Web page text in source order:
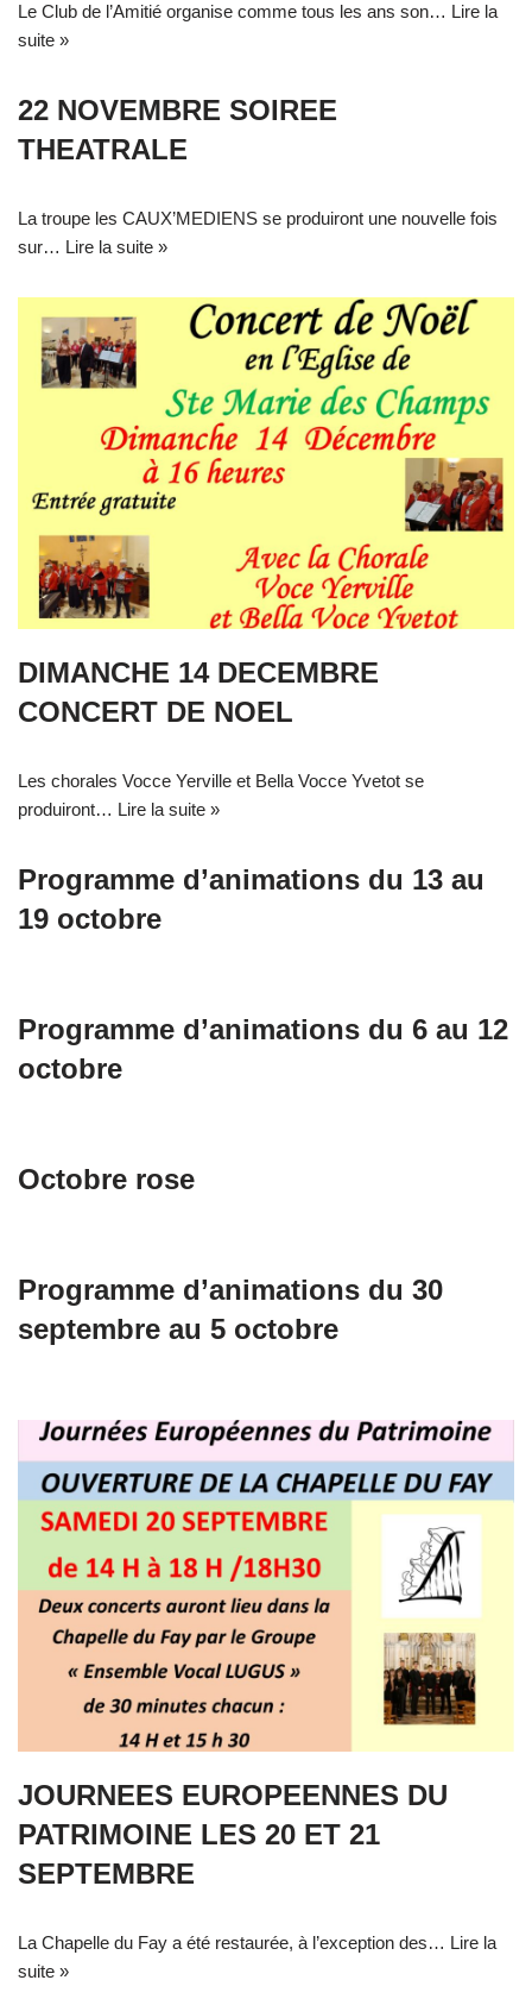
Le Club de l’Amitié organise comme tous les ans son… Lire la
suite »
22 NOVEMBRE SOIREE
THEATRALE
La troupe les CAUX’MEDIENS se produiront une nouvelle fois
sur… Lire la suite »
DIMANCHE 14 DECEMBRE
CONCERT DE NOEL
Les chorales Vocce Yerville et Bella Vocce Yvetot se
produiront… Lire la suite »
Programme d’animations du 13 au
19 octobre
Programme d’animations du 6 au 12
octobre
Octobre rose
Programme d’animations du 30
septembre au 5 octobre
JOURNEES EUROPEENNES DU
PATRIMOINE LES 20 ET 21
SEPTEMBRE
La Chapelle du Fay a été restaurée, à l’exception des… Lire la
suite »